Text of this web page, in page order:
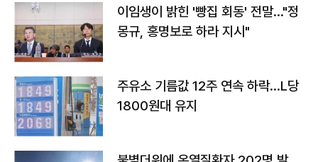
이임생이 밝힌 '빵집 회동' 전말…"정
몽규, 홍명보로 하라 지시"
주유소 기름값 12주 연속 하락…L당
1800원대 유지